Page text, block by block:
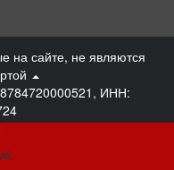
на сайте, не являются
ИНН: